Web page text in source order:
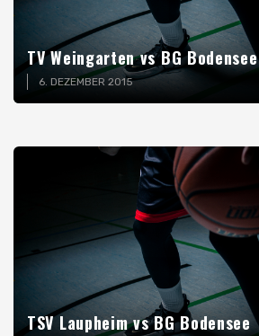
TV Weingarten vs BG Bodensee
6. DEZEMBER 2015
TSV Laupheim vs BG Bodensee